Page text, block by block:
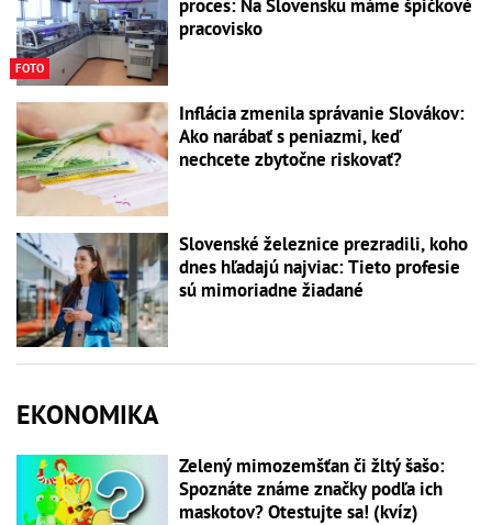
FOTO
proces: Na Slovensku máme špičkové
pracovisko
Inflácia zmenila správanie Slovákov:
Ako narábať s peniazmi, keď
nechcete zbytočne riskovať?
Slovenské železnice prezradili, koho
dnes hľadajú najviac: Tieto profesie
sú mimoriadne žiadané
EKONOMIKA
Zelený mimozemšťan či žltý šašo:
Spoznáte známe značky podľa ich
maskotov? Otestujte sa! (kvíz)